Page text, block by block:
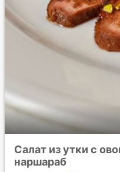
Салат из утки с
наршараб